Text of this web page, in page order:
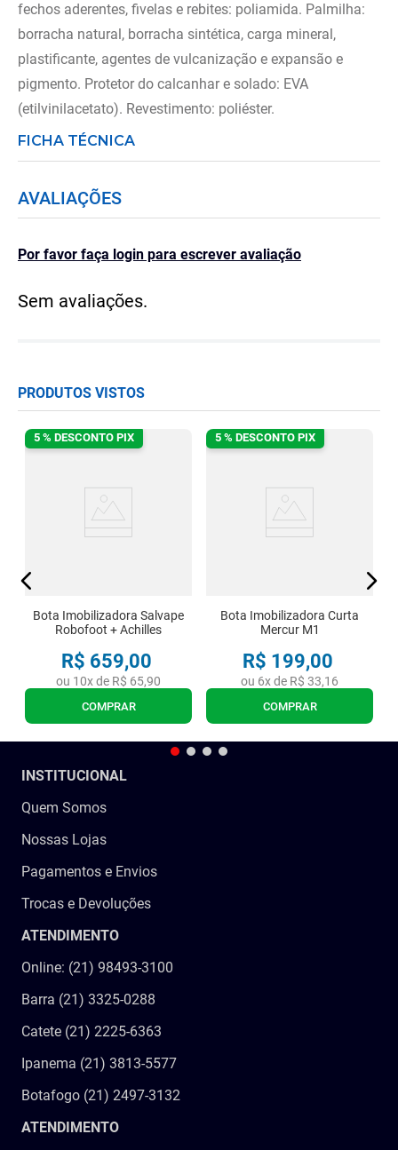
fechos aderentes, fivelas e rebites: poliamida. Palmilha:
borracha natural, borracha sintética, carga mineral,
plastificante, agentes de vulcanização e expansão e
pigmento. Protetor do calcanhar e solado: EVA
(etilvinilacetato). Revestimento: poliéster.
FICHA TÉCNICA
AVALIAÇÕES
Por favor faça login para escrever avaliação
Sem avaliações.
PRODUTOS VISTOS
5 % DESCONTO PIX
Bota Imobilizadora Salvape
Robofoot + Achilles
R$ 659,00
ou 10x de R$ 65,90
COMPRAR
5 % DESCONTO PIX
Bota Imobilizadora Curta
Mercur M1
R$ 199,00
ou 6x de R$ 33,16
COMPRAR
INSTITUCIONAL
Quem Somos
Nossas Lojas
Pagamentos e Envios
Trocas e Devoluções
ATENDIMENTO
Online: (21) 98493-3100
Barra (21) 3325-0288
Catete (21) 2225-6363
Ipanema (21) 3813-5577
Botafogo (21) 2497-3132
ATENDIMENTO